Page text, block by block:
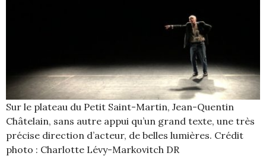
Sur le plateau du Petit Saint-Martin, Jean-Quentin
Châtelain, sans autre appui qu’un grand texte, une très
précise direction d’acteur, de belles lumières. Crédit
photo : Charlotte Lévy-Markovitch DR